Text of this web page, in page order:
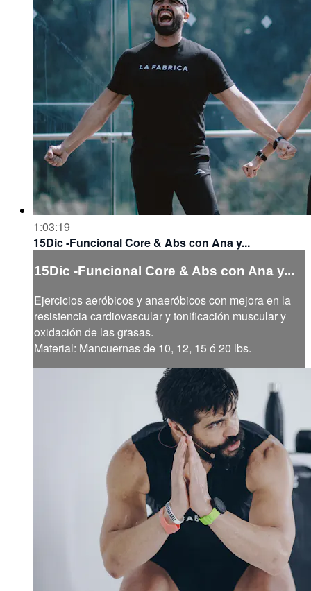
1:03:19
15Dic -Funcional Core & Abs con Ana y...
15Dic -Funcional Core & Abs con Ana y...
Ejercicios aeróbicos y anaeróbicos con mejora en la
resistencia cardiovascular y tonificación muscular y
oxidación de las grasas.
Material: Mancuernas de 10, 12, 15 ó 20 lbs.